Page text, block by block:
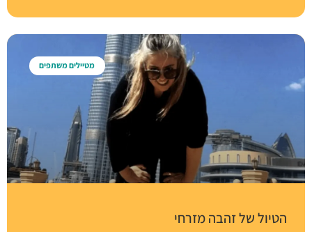
מטיילים משתפים
הטיול של זהבה מזרחי